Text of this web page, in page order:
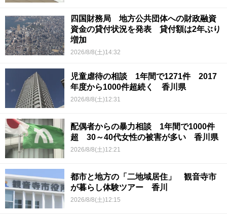
四国財務局 地方公共団体への財政融資
資金の貸付状況を発表 貸付額は2年ぶり
増加
2026/8/8(土)14:32
児童虐待の相談 1年間で1271件 2017
年度から1000件超続く 香川県
2026/8/8(土)12:31
配偶者からの暴力相談 1年間で1000件
超 30～40代女性の被害が多い 香川県
2026/8/8(土)12:21
都市と地方の「二地域居住」 観音寺市
が暮らし体験ツアー 香川
2026/8/8(土)12:15